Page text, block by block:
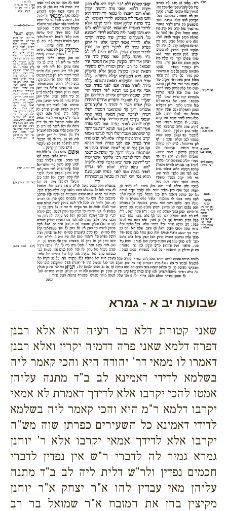
שבועות יב א - גמרא
שאני קטורת דלא בר רעיה היא אלא רבנן
דפרה דלמא שאני פרה דדמיה יקרין ואלא רבנן
דאמרו לו ממאי דר' יהודה היא והכי קאמר ליה
בשלמא לדידי דאמינא לב ב"ד מתנה עליהן
אמטו להכי יקרבו אלא לדידך דאמרת לא אמאי
יקרבו דלמא ר"מ היא והכי קאמר ליה בשלמא
לדידי דאמינא כל השעירים כפרתן שוה מש"ה
יקרבו אלא לדידך אמאי יקרבו אלא ר' יוחנן
גמרא גמיר לה לדברי ר"ש אין נפדין לדברי
חכמים נפדין ולר"ש דלית ליה לב ב"ד מתנה
עליהן מאי עבדין להו א"ר יצחק א"ר יוחנן
מקיצין בהן את המזבח א"ר שמואל בר רב